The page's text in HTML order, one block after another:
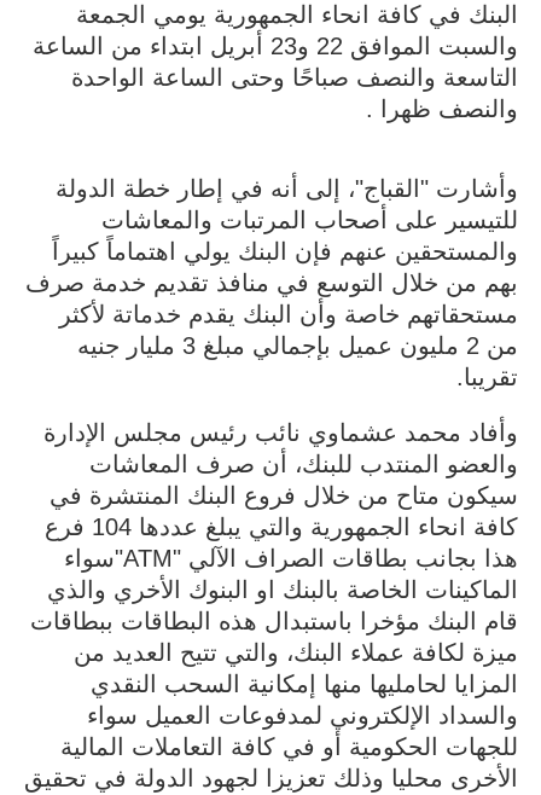
البنك في كافة انحاء الجمهورية يومي الجمعة
والسبت الموافق 22 و23 أبريل ابتداء من الساعة
التاسعة والنصف صباحًا وحتى الساعة الواحدة
والنصف ظهرا .
وأشارت "القباج"، إلى أنه في إطار خطة الدولة
للتيسير على أصحاب المرتبات والمعاشات
والمستحقين عنهم فإن البنك يولي اهتماماً كبيراً
بهم من خلال التوسع في منافذ تقديم خدمة صرف
مستحقاتهم خاصة وأن البنك يقدم خدماتة لأكثر
من 2 مليون عميل بإجمالي مبلغ 3 مليار جنيه
تقريبا.
وأفاد محمد عشماوي نائب رئيس مجلس الإدارة
والعضو المنتدب للبنك، أن صرف المعاشات
سيكون متاح من خلال فروع البنك المنتشرة في
كافة انحاء الجمهورية والتي يبلغ عددها 104 فرع
هذا بجانب بطاقات الصراف الآلي "ATM"سواء
الماكينات الخاصة بالبنك او البنوك الأخري والذي
قام البنك مؤخرا باستبدال هذه البطاقات ببطاقات
ميزة لكافة عملاء البنك، والتي تتيح العديد من
المزايا لحامليها منها إمكانية السحب النقدي
والسداد الإلكتروني لمدفوعات العميل سواء
للجهات الحكومية أو في كافة التعاملات المالية
الأخرى محليا وذلك تعزيزا لجهود الدولة في تحقيق